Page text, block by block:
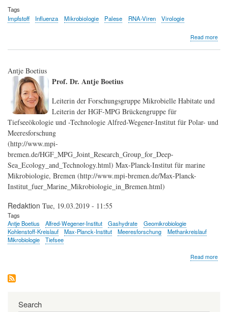
Tags
Impfstoff
Influenza Mikrobiologie Palese RNA-Viren Virologie
Read more
Antje Boetius
Prof. Dr. Antje Boetius
Leiterin der Forschungsgruppe Mikrobielle Habitate und
Leiterin der HGF-MPG Brückengruppe für
Tiefseeökologie und -Technologie Alfred-Wegener-Institut für Polar- und
Meeresforschung
(http://www.mpi-
bremen.de/HGF_MPG_Joint_Research_Group_for_Deep-
Sea_Ecology_and_Technology.html) Max-Planck-Institut für marine
Mikrobiologie, Bremen (http://www.mpi-bremen.de/Max-Planck-
Institut_fuer_Marine_Mikrobiologie_in_Bremen.html)
Redaktion Tue, 19.03.2019 - 11:55
Tags
Antje Boetius
Alfred-Wegener-Institut Gashydrate
Geomikrobiologie
Kohlenstoff-Kreislauf
Max-Planck-Institut Meeresforschung
Methankreislauf
Mikrobiologie
Tiefsee
Read more
Search